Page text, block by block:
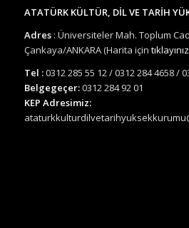
ATATÜRK KÜLTÜR, DİL VE TARİH
Adres : Üniversiteler Mah. Toplum
Çankaya/ANKARA (Harita için
Tel :0312 285 55 12 / 0312 284 4658 /
Belgegeçer:0312 284 92 01
KEP Adresimiz: